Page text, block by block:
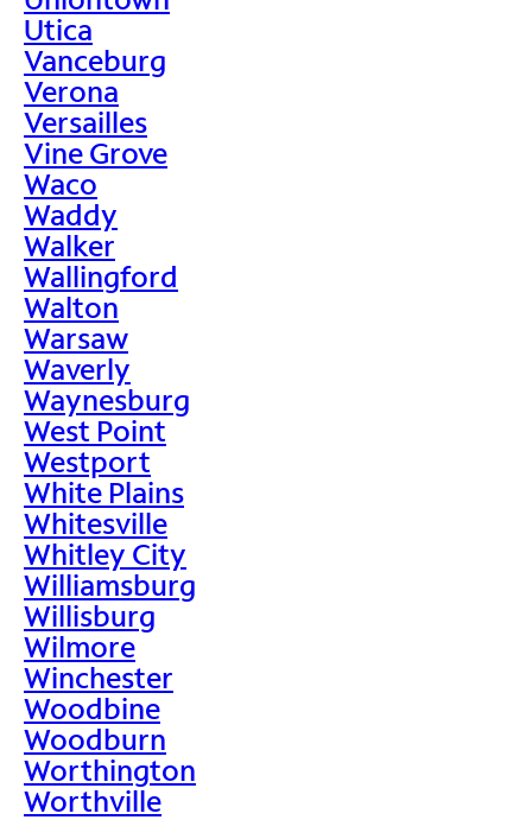
Utica
Vanceburg
Verona
Versailles
Vine Grove
Waco
Waddy
Walker
Wallingford
Walton
Warsaw
Waverly
Waynesburg
West Point
Westport
White Plains
Whitesville
Whitley City
Williamsburg
Willisburg
Wilmore
Winchester
Woodbine
Woodburn
Worthington
Worthville